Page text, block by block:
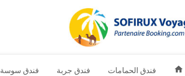
home فندق الحمامات فندق جربة فندق سوسة